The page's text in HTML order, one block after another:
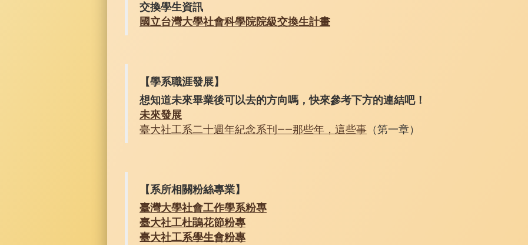
交換學生資訊
國立台灣大學社會科學院院級交換生計畫
【學系職涯發展】
想知道未來畢業後可以去的方向嗎，快來參考下方的連結吧！
未來發展
臺大社工系二十週年紀念系刊——那些年，這些事 （第一章）
【系所相關粉絲專業】
臺灣大學社會工作學系粉專
臺大社工杜鵑花節粉專
臺大社工系學生會粉專